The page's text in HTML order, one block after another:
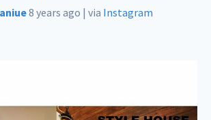
8 years ago | via Instagram